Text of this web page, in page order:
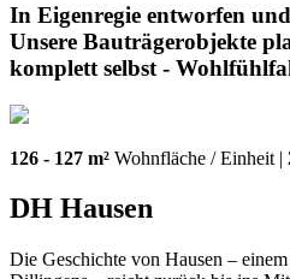
In Eigenregie entworfen
Unsere Bauträgerobjekte
komplett selbst -
126 - 127 m² Wohnfläche / Einheit |
DH Hausen
Die Geschichte von Hausen –